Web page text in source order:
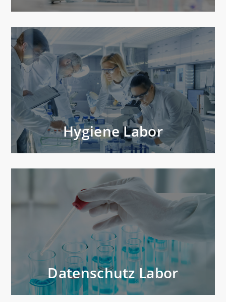
Hygiene Labor
Datenschutz Labor